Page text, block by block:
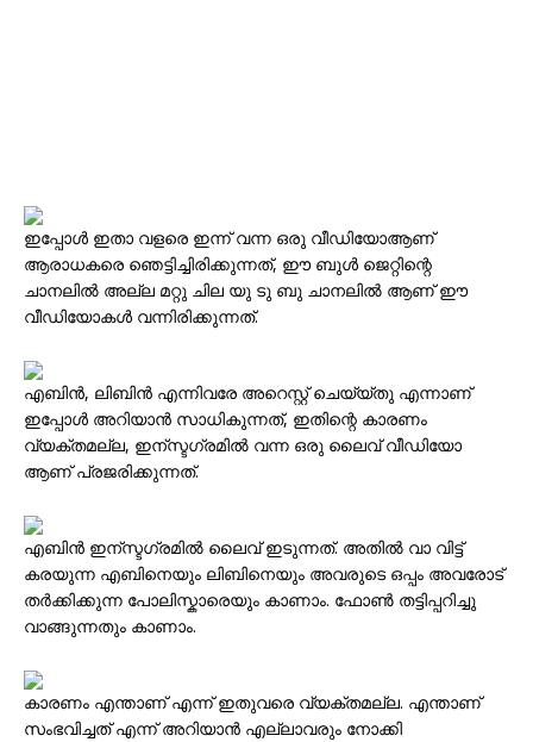
ഇപ്പോള്‍ ഇതാ വളരെ ഇന്ന് വന്ന ഒരു വീഡിയോആണ്
ആരാധകരെ ഞെട്ടിച്ചിരിക്കുന്നത്, ഈ ബുള്‍ ജെറ്റിന്റെ
ചാനലില്‍ അല്ല മറ്റു ചില യു ടു ബു ചാനലില്‍ ആണ് ഈ
വീഡിയോകള്‍ വന്നിരിക്കുന്നത്.
എബിന്‍, ലിബിന്‍ എന്നിവരേ അറെസ്റ്റ്‌ ചെയ്യ്തു എന്നാണ്
ഇപ്പോള്‍ അറിയാന്‍ സാധികുന്നത്, ഇതിന്റെ കാരണം
വ്യക്തമല്ല, ഇന്സ്ടഗ്രമില്‍ വന്ന ഒരു ലൈവ് വീഡിയോ
ആണ് പ്രജരിക്കുന്നത്.
എബിന്‍ ഇന്സ്ടഗ്രമില്‍ ലൈവ് ഇടുന്നത്. അതില്‍ വാ വിട്ട്
കരയുന്ന എബിനെയും ലിബിനെയും അവരുടെ ഒപ്പം അവരോട്
തര്‍ക്കിക്കുന്ന പോലിസ്കാരെയും കാണാം. ഫോണ്‍ തട്ടിപ്പറിച്ചു
വാങ്ങുന്നതും കാണാം.
കാരണം എന്താണ് എന്ന് ഇതുവരെ വ്യക്തമല്ല. എന്താണ്
സംഭവിച്ചത് എന്ന് അറിയാന്‍ എല്ലാവരും നോക്കി